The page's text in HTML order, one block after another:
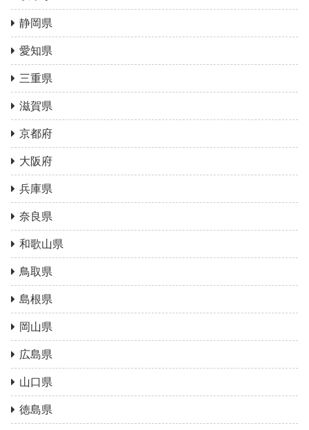
静岡県
愛知県
三重県
滋賀県
京都府
大阪府
兵庫県
奈良県
和歌山県
鳥取県
島根県
岡山県
広島県
山口県
徳島県